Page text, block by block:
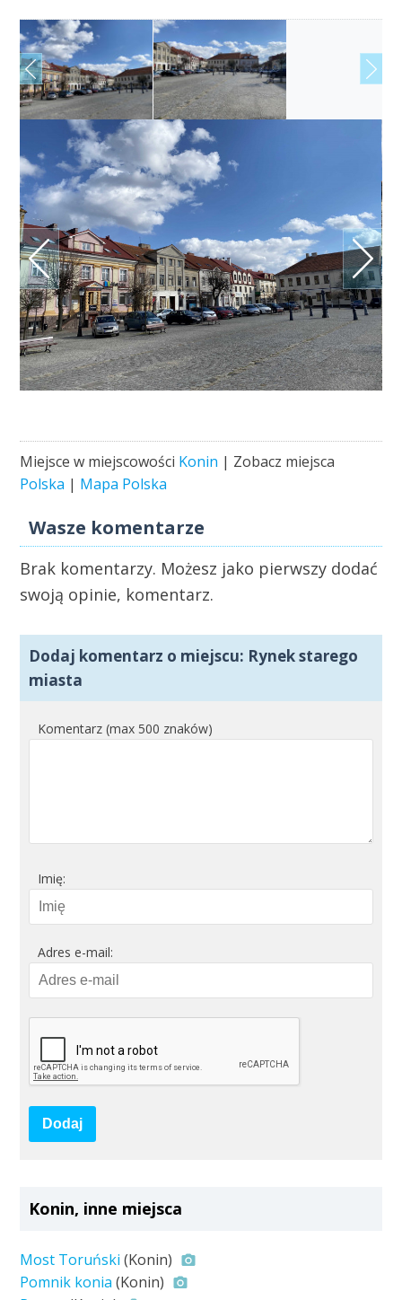
Miejsce w miejscowości Konin | Zobacz miejsca
Polska | Mapa Polska
Wasze komentarze
Brak komentarzy. Możesz jako pierwszy dodać
swoją opinie, komentarz.
Dodaj komentarz o miejscu: Rynek starego
miasta
Komentarz (max 500 znaków)
Imię:
Adres e-mail:
Dodaj
Konin, inne miejsca
Most Toruński (Konin)
Pomnik konia (Konin)